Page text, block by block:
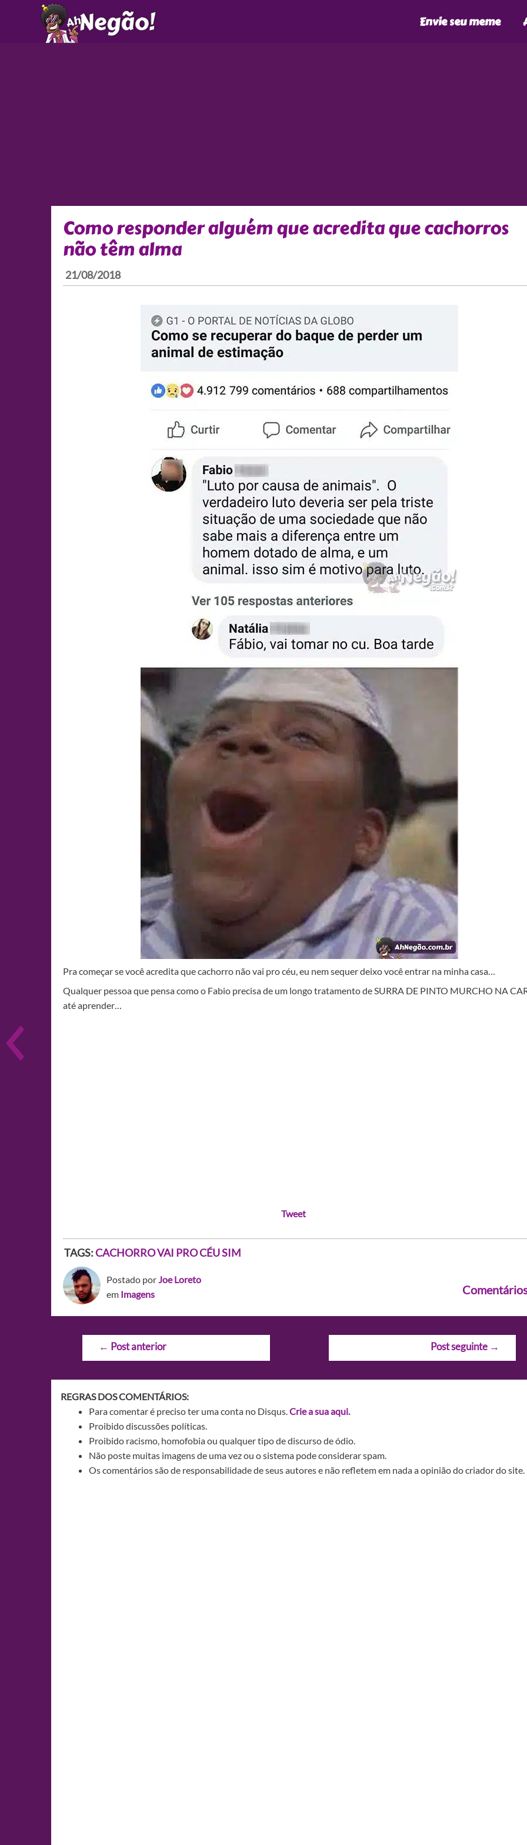
Envie seu meme
Como responder alguém que acredita que cachorros
não têm alma
21/08/2018
Pra começar se você acredita que cachorro não vai pro céu, eu nem sequer deixo você entrar na minha casa…
Qualquer pessoa que pensa como o Fabio precisa de um longo tratamento de SURRA DE PINTO MURCHO NA
até aprender…
Tweet
TAGS:CACHORRO VAI PRO CÉU SIM
Postado porJoe Loreto
em Imagens
Navegação
← Post anterior Post seguinte →
REGRAS DOS COMENTÁRIOS:
Para comentar é preciso ter uma conta no Disqus.Crie a sua aqui.
Proibido discussões políticas.
Proibido racismo, homofobia ou qualquer tipo de discurso de ódio.
Não poste muitas imagens de uma vez ou o sistema pode considerar spam.
Os comentários são de responsabilidade de seus autores e não refletem em nada a opinião do criador do site.